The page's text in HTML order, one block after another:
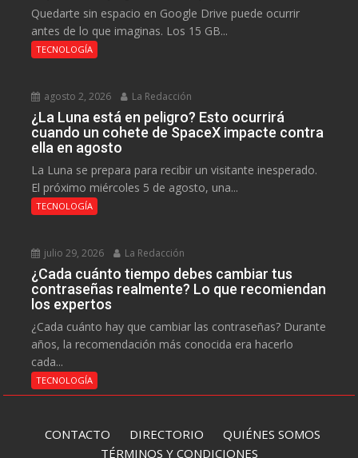
Quedarte sin espacio en Google Drive puede ocurrir
antes de lo que imaginas. Los 15 GB...
TECNOLOGÍA
agosto 2, 2026 La Redacción
¿La Luna está en peligro? Esto ocurrirá
cuando un cohete de SpaceX impacte contra
ella en agosto
La Luna se prepara para recibir un visitante inesperado.
El próximo miércoles 5 de agosto, una...
TECNOLOGÍA
julio 29, 2026 La Redacción
¿Cada cuánto tiempo debes cambiar tus
contraseñas realmente? Lo que recomiendan
los expertos
¿Cada cuánto hay que cambiar las contraseñas? Durante
años, la recomendación más conocida era hacerlo
cada...
TECNOLOGÍA
CONTACTO DIRECTORIO QUIÉNES SOMOS
TÉRMINOS Y CONDICIONES